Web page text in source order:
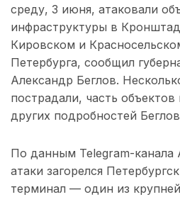
среду, 3 июня, атаковали
инфраструктуры в
Кировском и
Петербурга, сообщил
Александр Беглов.
пострадали, часть
других подробностей
По данным Telegram-канала
атаки загорелся
терминал — один из